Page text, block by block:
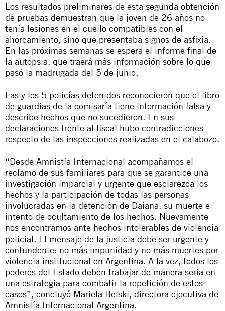
Los resultados preliminares de esta segunda obtención
de pruebas demuestran que la joven de 26 años no
tenía lesiones en el cuello compatibles con el
ahorcamiento, sino que presentaba signos de asfixia.
En las próximas semanas se espera el informe final de
la autopsia, que traerá más información sobre lo que
pasó la madrugada del 5 de junio.
Las y los 5 policías detenidos reconocieron que el libro
de guardias de la comisaría tiene información falsa y
describe hechos que no sucedieron. En sus
declaraciones frente al fiscal hubo contradicciones
respecto de las inspecciones realizadas en el calabozo.
“Desde Amnistía Internacional acompañamos el
reclamo de sus familiares para que se garantice una
investigación imparcial y urgente que esclarezca los
hechos y la participación de todas las personas
involucradas en la detención de Daiana, su muerte e
intento de ocultamiento de los hechos. Nuevamente
nos encontramos ante hechos intolerables de violencia
policial. El mensaje de la justicia debe ser urgente y
contundente: no más impunidad y no más muertes por
violencia institucional en Argentina. A la vez, todos los
poderes del Estado deben trabajar de manera seria en
una estrategia para combatir la repetición de estos
casos”, concluyó Mariela Belski, directora ejecutiva de
Amnistía Internacional Argentina.